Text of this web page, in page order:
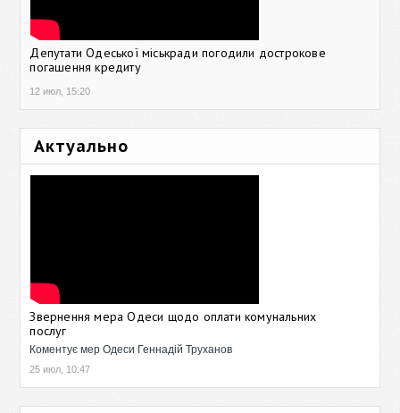
Депутати Одеської міськради погодили дострокове
погашення кредиту
12 июл, 15:20
Актуально
Звернення мера Одеси щодо оплати комунальних
послуг
Коментує мер Одеси Геннадій Труханов
25 июл, 10:47